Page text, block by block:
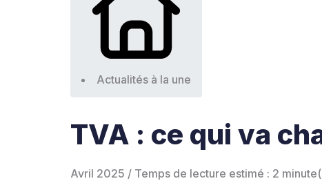
Actualités à la une
TVA : ce qui va
Avril 2025 / Temps de lecture estimé : 2